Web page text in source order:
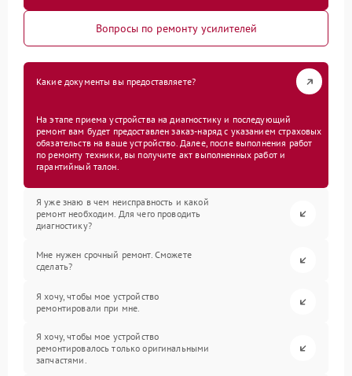
Вопросы по ремонту усилителей
Какие документы вы предоставляете?
На этапе приема устройства на диагностику и последующий
ремонт вам будет предоставлен заказ-наряд с указанием страховых
обязательств на ваше устройство. Далее, после выполнения работ
по ремонту техники, вы получите акт выполненных работ и
гарантийный талон.
Я уже знаю в чем неисправность и какой
ремонт необходим. Для чего проводить
диагностику?
Мне нужен срочный ремонт. Сможете
сделать?
Я хочу, чтобы мое устройство
ремонтировали при мне.
Я хочу, чтобы мое устройство
ремонтировалось только оригинальными
запчастями.